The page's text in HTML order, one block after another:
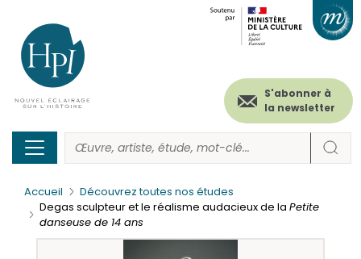
contenu
principal
Menu
secondaire
(header)
S'abonner à
la newsletter
Accueil
Découvrez toutes nos études
Degas sculpteur et le réalisme audacieux de la Petite
danseuse de 14 ans